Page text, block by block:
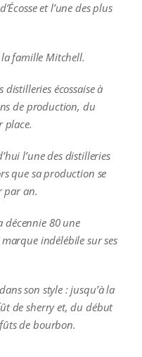
et l’une des plus
famille Mitchell.
distilleries écossaise à
de production, du
place.
l’une des distilleries
que sa production se
par an.
décennie 80 une
indélébile sur ses
son style : jusqu’à la
de sherry et, du début
de bourbon.